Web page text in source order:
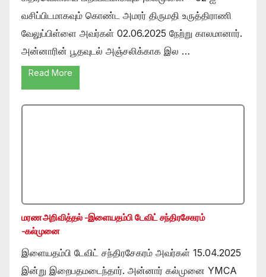
வசிப்பிடமாகவும் கொண்ட அமரர் திருமதி உருத்திராணி
வேலுப்பிள்ளை அவர்கள் 02.06.2025 நேற்று காலமானார்.
அன்னாரின் பூதவுடல் அஞ்சலிக்காக இல …
Read More
மரண அறிவித்தல் -இளையதம்பி டேவிட் சந்திரசேகரம்
-கல்முனை
இளையதம்பி டேவிட் சந்திரசேகரம் அவர்கள் 15.04.2025
இன்று இறைபதமடைந்தார். அன்னார் கல்முனை YMCA